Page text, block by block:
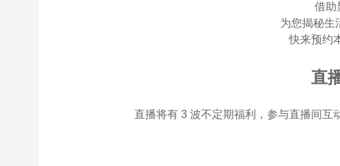
借助
为您揭秘生
快来预约
直
直播将有 3 波不定期福利，参与直播间互